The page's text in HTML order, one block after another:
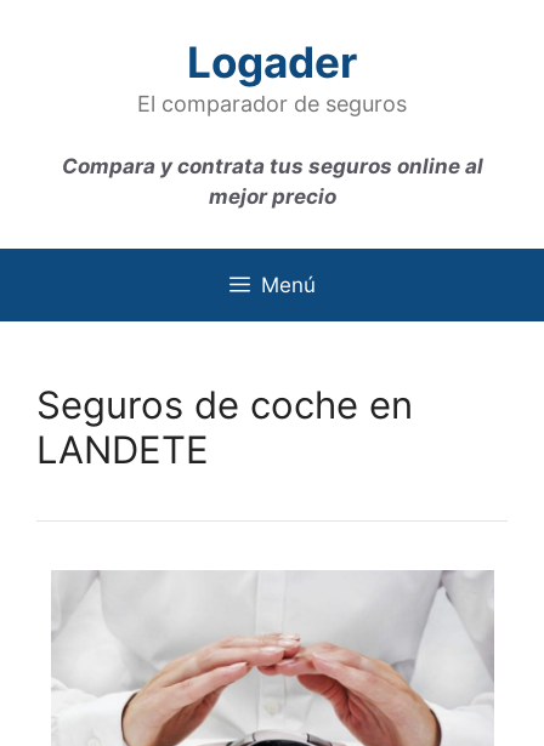
Logader
El comparador de seguros
Compara y contrata tus seguros online al
mejor precio
Menú
Seguros de coche en
LANDETE